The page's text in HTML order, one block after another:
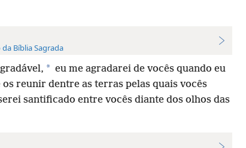
Bíblia Sagrada
* eu me agradarei de vocês quando eu
reunir dentre as terras pelas quais vocês
santificado entre vocês diante dos olhos das